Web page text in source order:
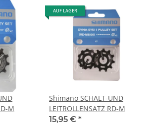
M
AUF LAGER
Shimano SCHALT-UND
LEITROLLENSATZ RD-M
15,95 € *